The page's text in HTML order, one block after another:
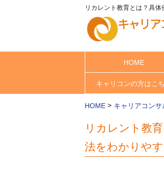
リカレント教育とは？具
HOME
キャリコンの方はこ
HOME > キャリアコン
リカレント教
法をわかりやす